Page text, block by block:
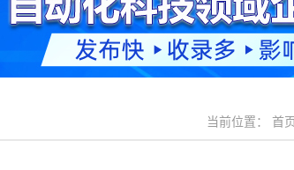
当前位置： 首